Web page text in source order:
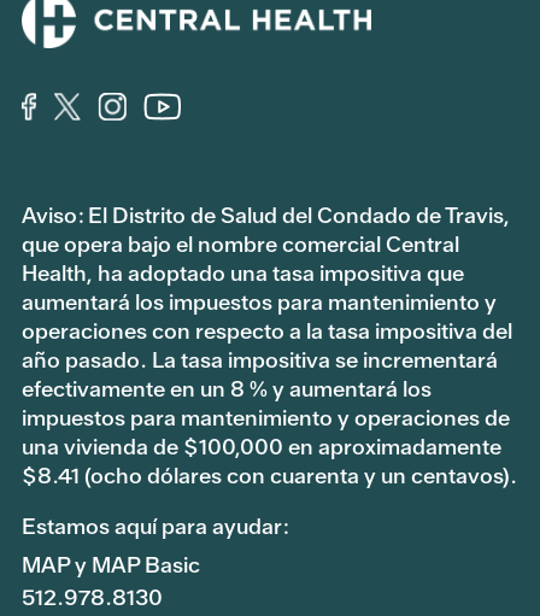
Aviso: El Distrito de Salud del Condado de Travis,
que opera bajo el nombre comercial Central
Health, ha adoptado una tasa impositiva que
aumentará los impuestos para mantenimiento y
operaciones con respecto a la tasa impositiva del
año pasado. La tasa impositiva se incrementará
efectivamente en un 8 % y aumentará los
impuestos para mantenimiento y operaciones de
una vivienda de $100,000 en aproximadamente
$8.41 (ocho dólares con cuarenta y un centavos).
Estamos aquí para ayudar:
MAP y MAP Basic
512.978.8130